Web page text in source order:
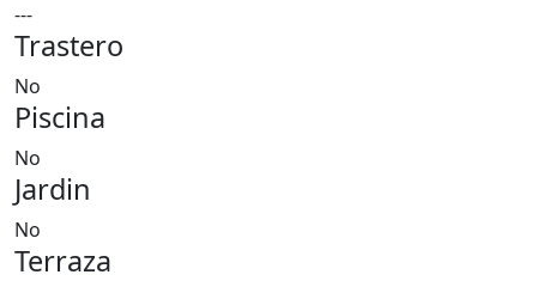
---
Trastero
No
Piscina
No
Jardin
No
Terraza